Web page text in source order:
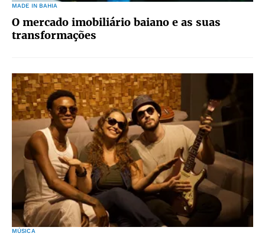
MADE IN BAHIA
O mercado imobiliário baiano e as suas
transformações
MÚSICA